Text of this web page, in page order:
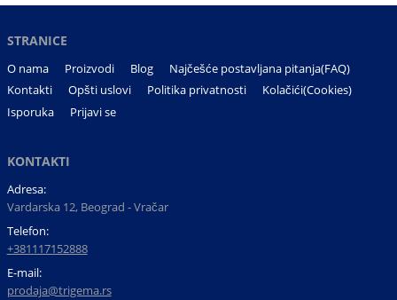
STRANICE
O nama Proizvodi Blog
Najčešće postavljana pitanja(FAQ)
Kontakti
Opšti uslovi Politika privatnosti
Kolačići(Cookies)
Isporuka
Prijavi se
KONTAKTI
Adresa:
Vardarska 12, Beograd - Vračar
Telefon:
+381117152888
E-mail:
prodaja@trigema.rs